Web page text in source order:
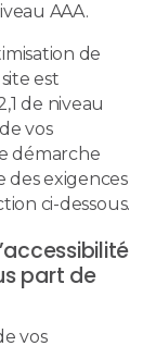
AAA.
de
est
de niveau
vos
démarche
des exigences
ci-dessous.
part de
vos